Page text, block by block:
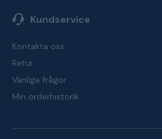
Kundservice
Kontakta oss
Retur
Vanliga frågor
Min orderhistorik